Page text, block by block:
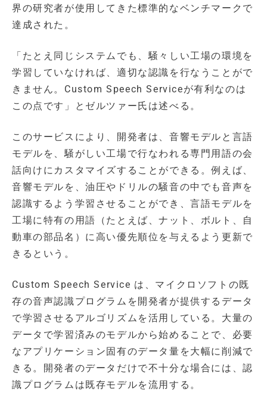
界の研究者が使用してきた標準的なベンチマークで
達成された。
「たとえ同じシステムでも、騒々しい工場の環境を
学習していなければ、適切な認識を行なうことがで
きません。Custom Speech Serviceが有利なのは
この点です」とゼルツァー氏は述べる。
このサービスにより、開発者は、音響モデルと言語
モデルを、騒がしい工場で行なわれる専門用語の会
話向けにカスタマイズすることができる。例えば、
音響モデルを、油圧やドリルの騒音の中でも音声を
認識するよう学習させることができ、言語モデルを
工場に特有の用語（たとえば、ナット、ボルト、自
動車の部品名）に高い優先順位を与えるよう更新で
きるという。
Custom Speech Service は、マイクロソフトの既
存の音声認識プログラムを開発者が提供するデータ
で学習させるアルゴリズムを活用している。大量の
データで学習済みのモデルから始めることで、必要
なアプリケーション固有のデータ量を大幅に削減で
きる。開発者のデータだけで不十分な場合には、認
識プログラムは既存モデルを流用する。